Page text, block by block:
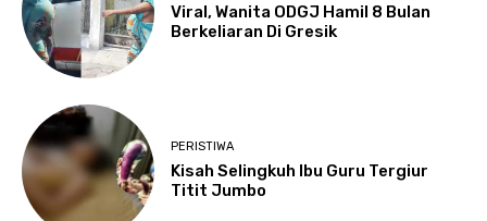
Viral, Wanita ODGJ Hamil 8 Bulan
Berkeliaran Di Gresik
PERISTIWA
Kisah Selingkuh Ibu Guru Tergiur
Titit Jumbo